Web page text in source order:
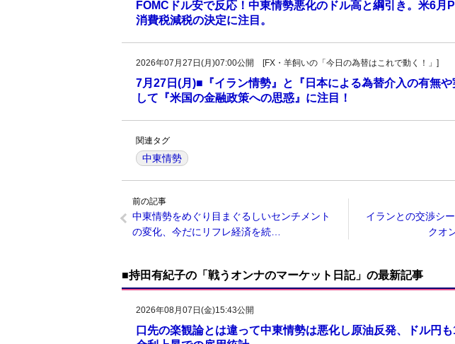
FOMCドル安で反応！中東情勢悪化のドル高と綱引き。米6月
消費税減税の決定に注目。
2026年07月27日(月)07:00公開 [FX・羊飼いの「今日の為替はこれで動く！」]
7月27日(月)■『イラン情勢』と『日本による為替介入の有無
して『米国の金融政策への思惑』に注目！
関連タグ
中東情勢
前の記事
中東情勢をめぐり目まぐるしいセンチメント
の変化、今だにリフレ経済を続…
イランとの交渉シ
クオ
■持田有紀子の「戦うオンナのマーケット日記」の最新記事
2026年08月07日(金)15:43公開
口先の楽観論とは違って中東情勢は悪化し原油反発、ドル円